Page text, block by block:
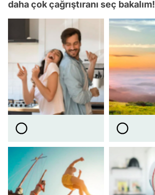
daha çok çağrıştıranı seç bakalım!